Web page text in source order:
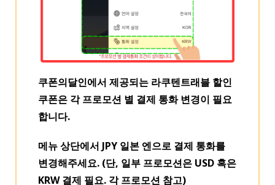
쿠폰의달인에서 제공되는 라쿠텐트래블 할인
쿠폰은 각 프로모션 별 결제 통화 변경이 필요
합니다.
메뉴 상단에서 JPY 일본 엔으로 결제 통화를
변경해주세요. (단, 일부 프로모션은 USD 혹은
KRW 결제 필요. 각 프로모션 참고)